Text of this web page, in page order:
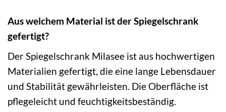
Aus welchem Material ist der Spiegelschrank
gefertigt?
Der Spiegelschrank Milasee ist aus hochwertigen
Materialien gefertigt, die eine lange Lebensdauer
und Stabilität gewährleisten. Die Oberfläche ist
pflegeleicht und feuchtigkeitsbeständig.